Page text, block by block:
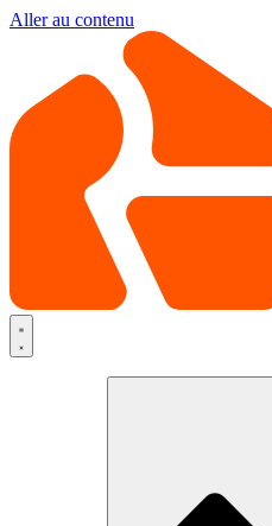
Aller au contenu